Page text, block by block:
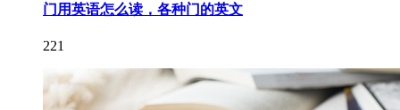
门用英语怎么读，各种门的英文
221